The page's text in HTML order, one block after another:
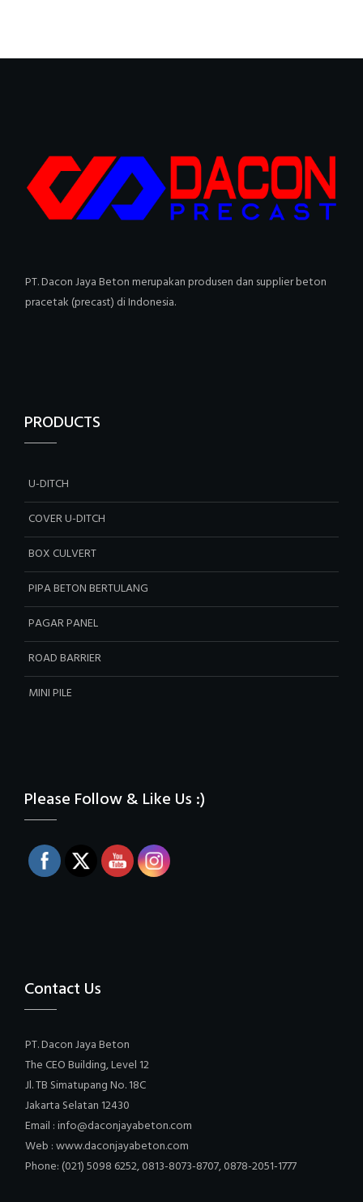
PT. Dacon Jaya Beton merupakan produsen dan supplier beton
pracetak (precast) di Indonesia.
PRODUCTS
U-DITCH
COVER U-DITCH
BOX CULVERT
PIPA BETON BERTULANG
PAGAR PANEL
ROAD BARRIER
MINI PILE
Please Follow & Like Us :)
Contact Us
PT. Dacon Jaya Beton
The CEO Building, Level 12
Jl. TB Simatupang No. 18C
Jakarta Selatan 12430
Email : info@daconjayabeton.com
Web : www.daconjayabeton.com
Phone: (021) 5098 6252, 0813-8073-8707, 0878-2051-1777